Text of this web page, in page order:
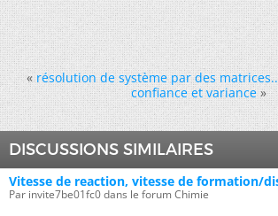
« résolution de système par des
confiance et variance »
DISCUSSIONS SIMILAIRES
Vitesse de reaction, vitesse de formation/
Par invite7be01fc0 dans le forum Chimie